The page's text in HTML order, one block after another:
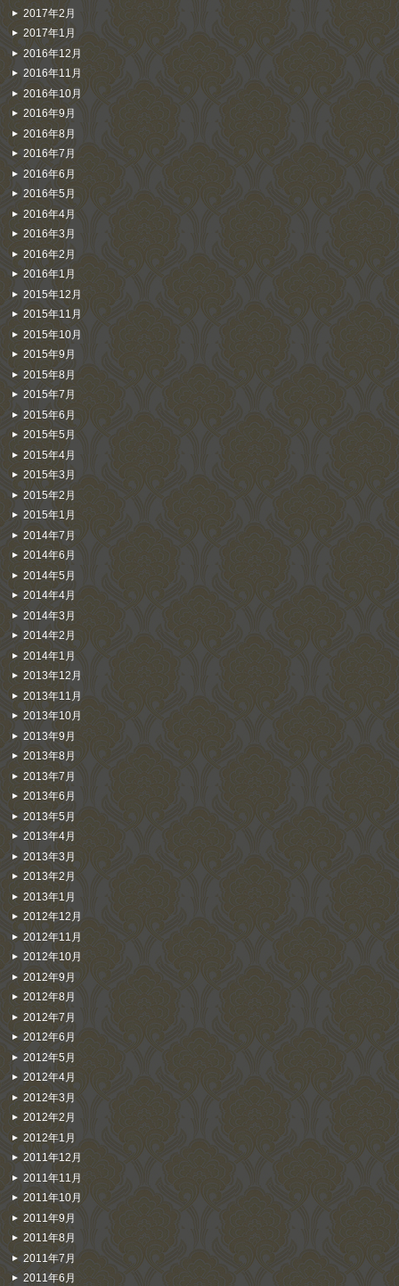
2017年2月
2017年1月
2016年12月
2016年11月
2016年10月
2016年9月
2016年8月
2016年7月
2016年6月
2016年5月
2016年4月
2016年3月
2016年2月
2016年1月
2015年12月
2015年11月
2015年10月
2015年9月
2015年8月
2015年7月
2015年6月
2015年5月
2015年4月
2015年3月
2015年2月
2015年1月
2014年7月
2014年6月
2014年5月
2014年4月
2014年3月
2014年2月
2014年1月
2013年12月
2013年11月
2013年10月
2013年9月
2013年8月
2013年7月
2013年6月
2013年5月
2013年4月
2013年3月
2013年2月
2013年1月
2012年12月
2012年11月
2012年10月
2012年9月
2012年8月
2012年7月
2012年6月
2012年5月
2012年4月
2012年3月
2012年2月
2012年1月
2011年12月
2011年11月
2011年10月
2011年9月
2011年8月
2011年7月
2011年6月